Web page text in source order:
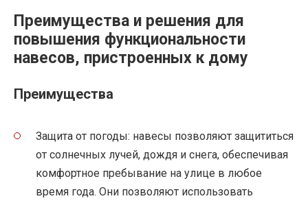
Преимущества и решения для
повышения функциональности
навесов, пристроенных к дому
Преимущества
Защита от погоды: навесы позволяют защититься
от солнечных лучей, дождя и снега, обеспечивая
комфортное пребывание на улице в любое
время года. Они позволяют использовать